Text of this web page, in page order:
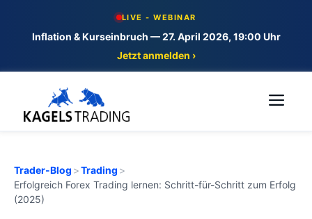
LIVE - WEBINAR
Inflation & Kurseinbruch — 27. April 2026, 19:00 Uhr
Jetzt anmelden ›
Trader-Blog >Trading >
Erfolgreich Forex Trading lernen: Schritt-für-Schritt zum Erfolg
(2025)